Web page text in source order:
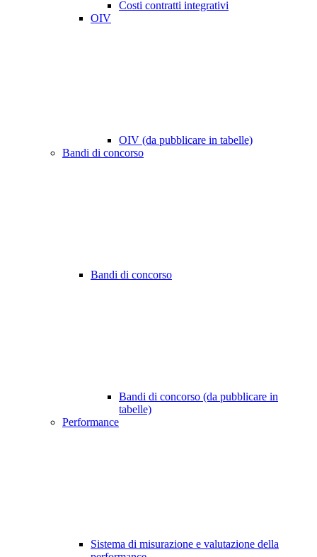
Costi contratti integrativi
OIV
OIV (da pubblicare in tabelle)
Bandi di concorso
Bandi di concorso
Bandi di concorso (da pubblicare in
tabelle)
Performance
Sistema di misurazione e valutazione della